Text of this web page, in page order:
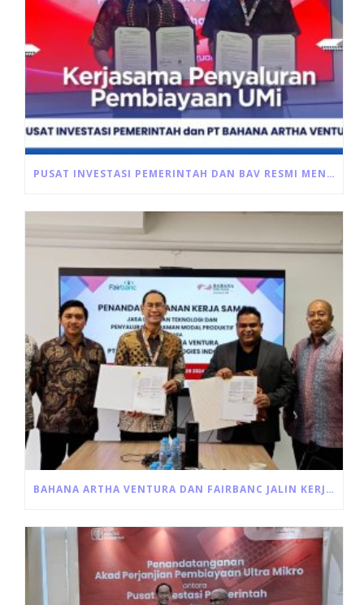
PUSAT INVESTASI PEMERINTAH DAN BAV RESMI MENANDATANGANI AKAD PEMBIAYAAN ULTRA MIKRO
BAHANA ARTHA VENTURA DAN FAIRBANC JALIN KERJA SAMA PINJAMAN MODAL USAHA PRODUKTIF